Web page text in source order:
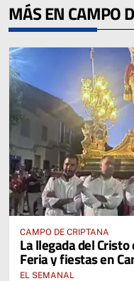
MÁS EN CAMPO
CAMPO DE CRIPTANA
La llegada del
Feria y fiestas en
EL SEMANAL